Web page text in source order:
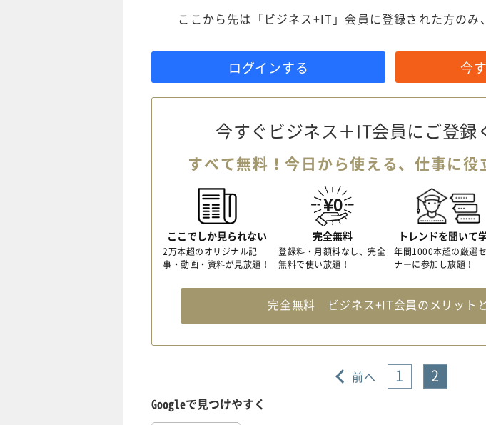
ここから先は「ビジネス+IT」会員に登録された方のみ
ログインする 今
今すぐビジネス＋IT会員にご登録
すべて無料！今日から使える、仕事に役
ここでしか見られない
2万本超のオリジナル記
事・動画・資料が見放題！
完全無料
登録料・月額料なし、完全
無料で使い放題！
トレンドを聞いて
年間1000本超の厳選
ナーに参加し放題！
完全無料 ビジネス+IT会員のメリット
前へ 1 2
Googleで見つけやすく